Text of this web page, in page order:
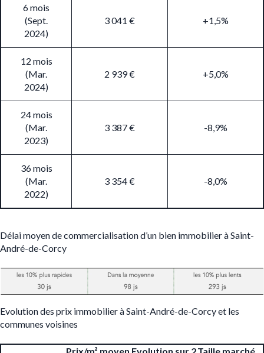
6 mois
(Sept.
2024)
3 041 € +1,5%
12 mois
(Mar.
2024)
2 939 € +5,0%
24 mois
(Mar.
2023)
3 387 € -8,9%
36 mois
(Mar.
2022)
3 354 € -8,0%
Délai moyen de commercialisation d’un bien immobilier à Saint-
André-de-Corcy
Evolution des prix immobilier à Saint-André-de-Corcy et les
communes voisines
Prix/m² moyen Evolution sur 2Taille marché